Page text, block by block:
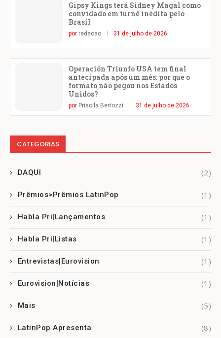
Gipsy Kings terá Sidney Magal como
convidado em turnê inédita pelo
Brasil
por redacao 31 de julho de 2026
Operación Triunfo USA tem final
antecipada após um mês: por que o
formato não pegou nos Estados
Unidos?
por Priscila Bertozzi 31 de julho de 2026
CATEGORIAS
DAQUI (2)
Prêmios>Prêmios LatinPop (1)
Habla Pri|Lançamentos (1)
Habla Pri|Listas (1)
Entrevistas|Eurovision (1)
Eurovision|Notícias (1)
Mais (5)
LatinPop Apresenta (8)